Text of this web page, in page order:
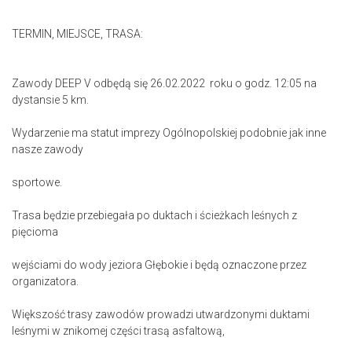
TERMIN, MIEJSCE, TRASA:
Zawody DEEP V odbędą się 26.02.2022 roku o godz. 12:05 na
dystansie 5 km.
Wydarzenie ma statut imprezy Ogólnopolskiej podobnie jak inne
nasze zawody
sportowe.
Trasa będzie przebiegała po duktach i ścieżkach leśnych z
pięcioma
wejściami do wody jeziora Głębokie i będą oznaczone przez
organizatora.
Większość trasy zawodów prowadzi utwardzonymi duktami
leśnymi w znikomej części trasą asfaltową,